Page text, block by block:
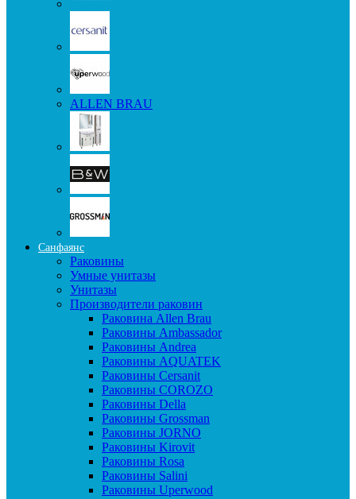
ALLEN BRAU
Санфаянс
Раковины
Умные унитазы
Унитазы
Производители раковин
Раковина Allen Brau
Раковины Ambassador
Раковины Andrea
Раковины AQUATEK
Раковины Cersanit
Раковины COROZO
Раковины Della
Раковины Grossman
Раковины JORNO
Раковины Kirovit
Раковины Rosa
Раковины Salini
Раковины Uperwood